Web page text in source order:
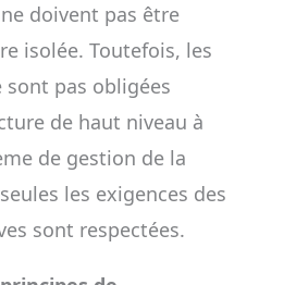
doivent pas être
isolée. Toutefois, les
pas obligées
de haut niveau à
de gestion de la
les exigences des
sont respectées.